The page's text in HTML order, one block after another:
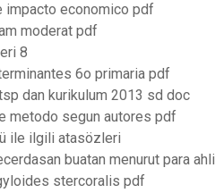
impacto economico pdf
moderat pdf
8
6o primaria pdf
dan kurikulum 2013 sd doc
metodo segun autores pdf
ile ilgili atasözleri
buatan menurut para ahli
stercoralis pdf